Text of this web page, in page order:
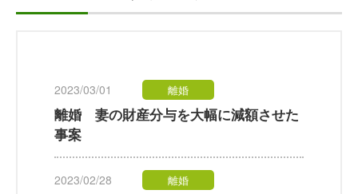
2023/03/01 離婚
離婚 妻の財産分与を大幅に減額させた
事案
2023/02/28 離婚